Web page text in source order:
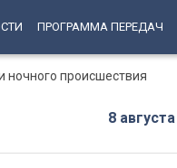
ПРОГРАММА ПЕРЕДАЧ
ночного происшествия
8 августа